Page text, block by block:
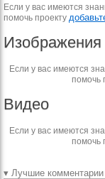
Если у вас имеются
помочь проекту
Изображения
Если у вас имеются
помочь
Видео
Если у вас имеются
помочь
▾ Лучшие комментарии